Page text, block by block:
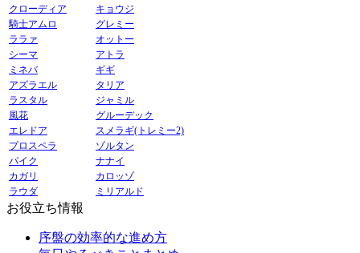
クローディア
キョウジ
騎士アムロ
グレミー
ララァ
オットー
シーマ
アトラ
ミネバ
ギギ
アズラエル
タリア
ラスタル
ジャミル
風花
グルーデック
エレドア
スメラギ(トレミー2)
プロスペラ
ゾルタン
パイク
ナナイ
カガリ
カロッゾ
ラウダ
ミリアルド
お役立ち情報
序盤の効率的な進め方